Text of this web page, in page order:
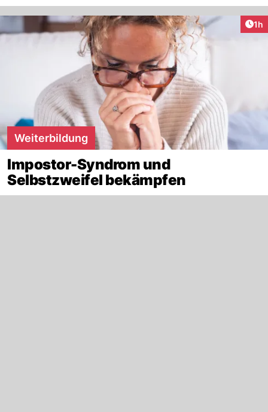
1h
Weiterbildung
Impostor-Syndrom und
Selbstzweifel bekämpfen